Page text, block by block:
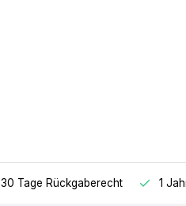
30 Tage Rückgaberecht 1